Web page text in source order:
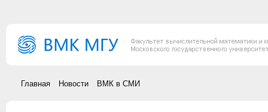
Главная Новости ВМК в СМИ